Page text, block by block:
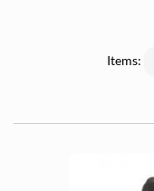
Items: